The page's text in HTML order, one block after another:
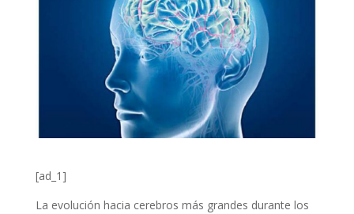
[ad_1]
La evolución hacia cerebros más grandes durante los